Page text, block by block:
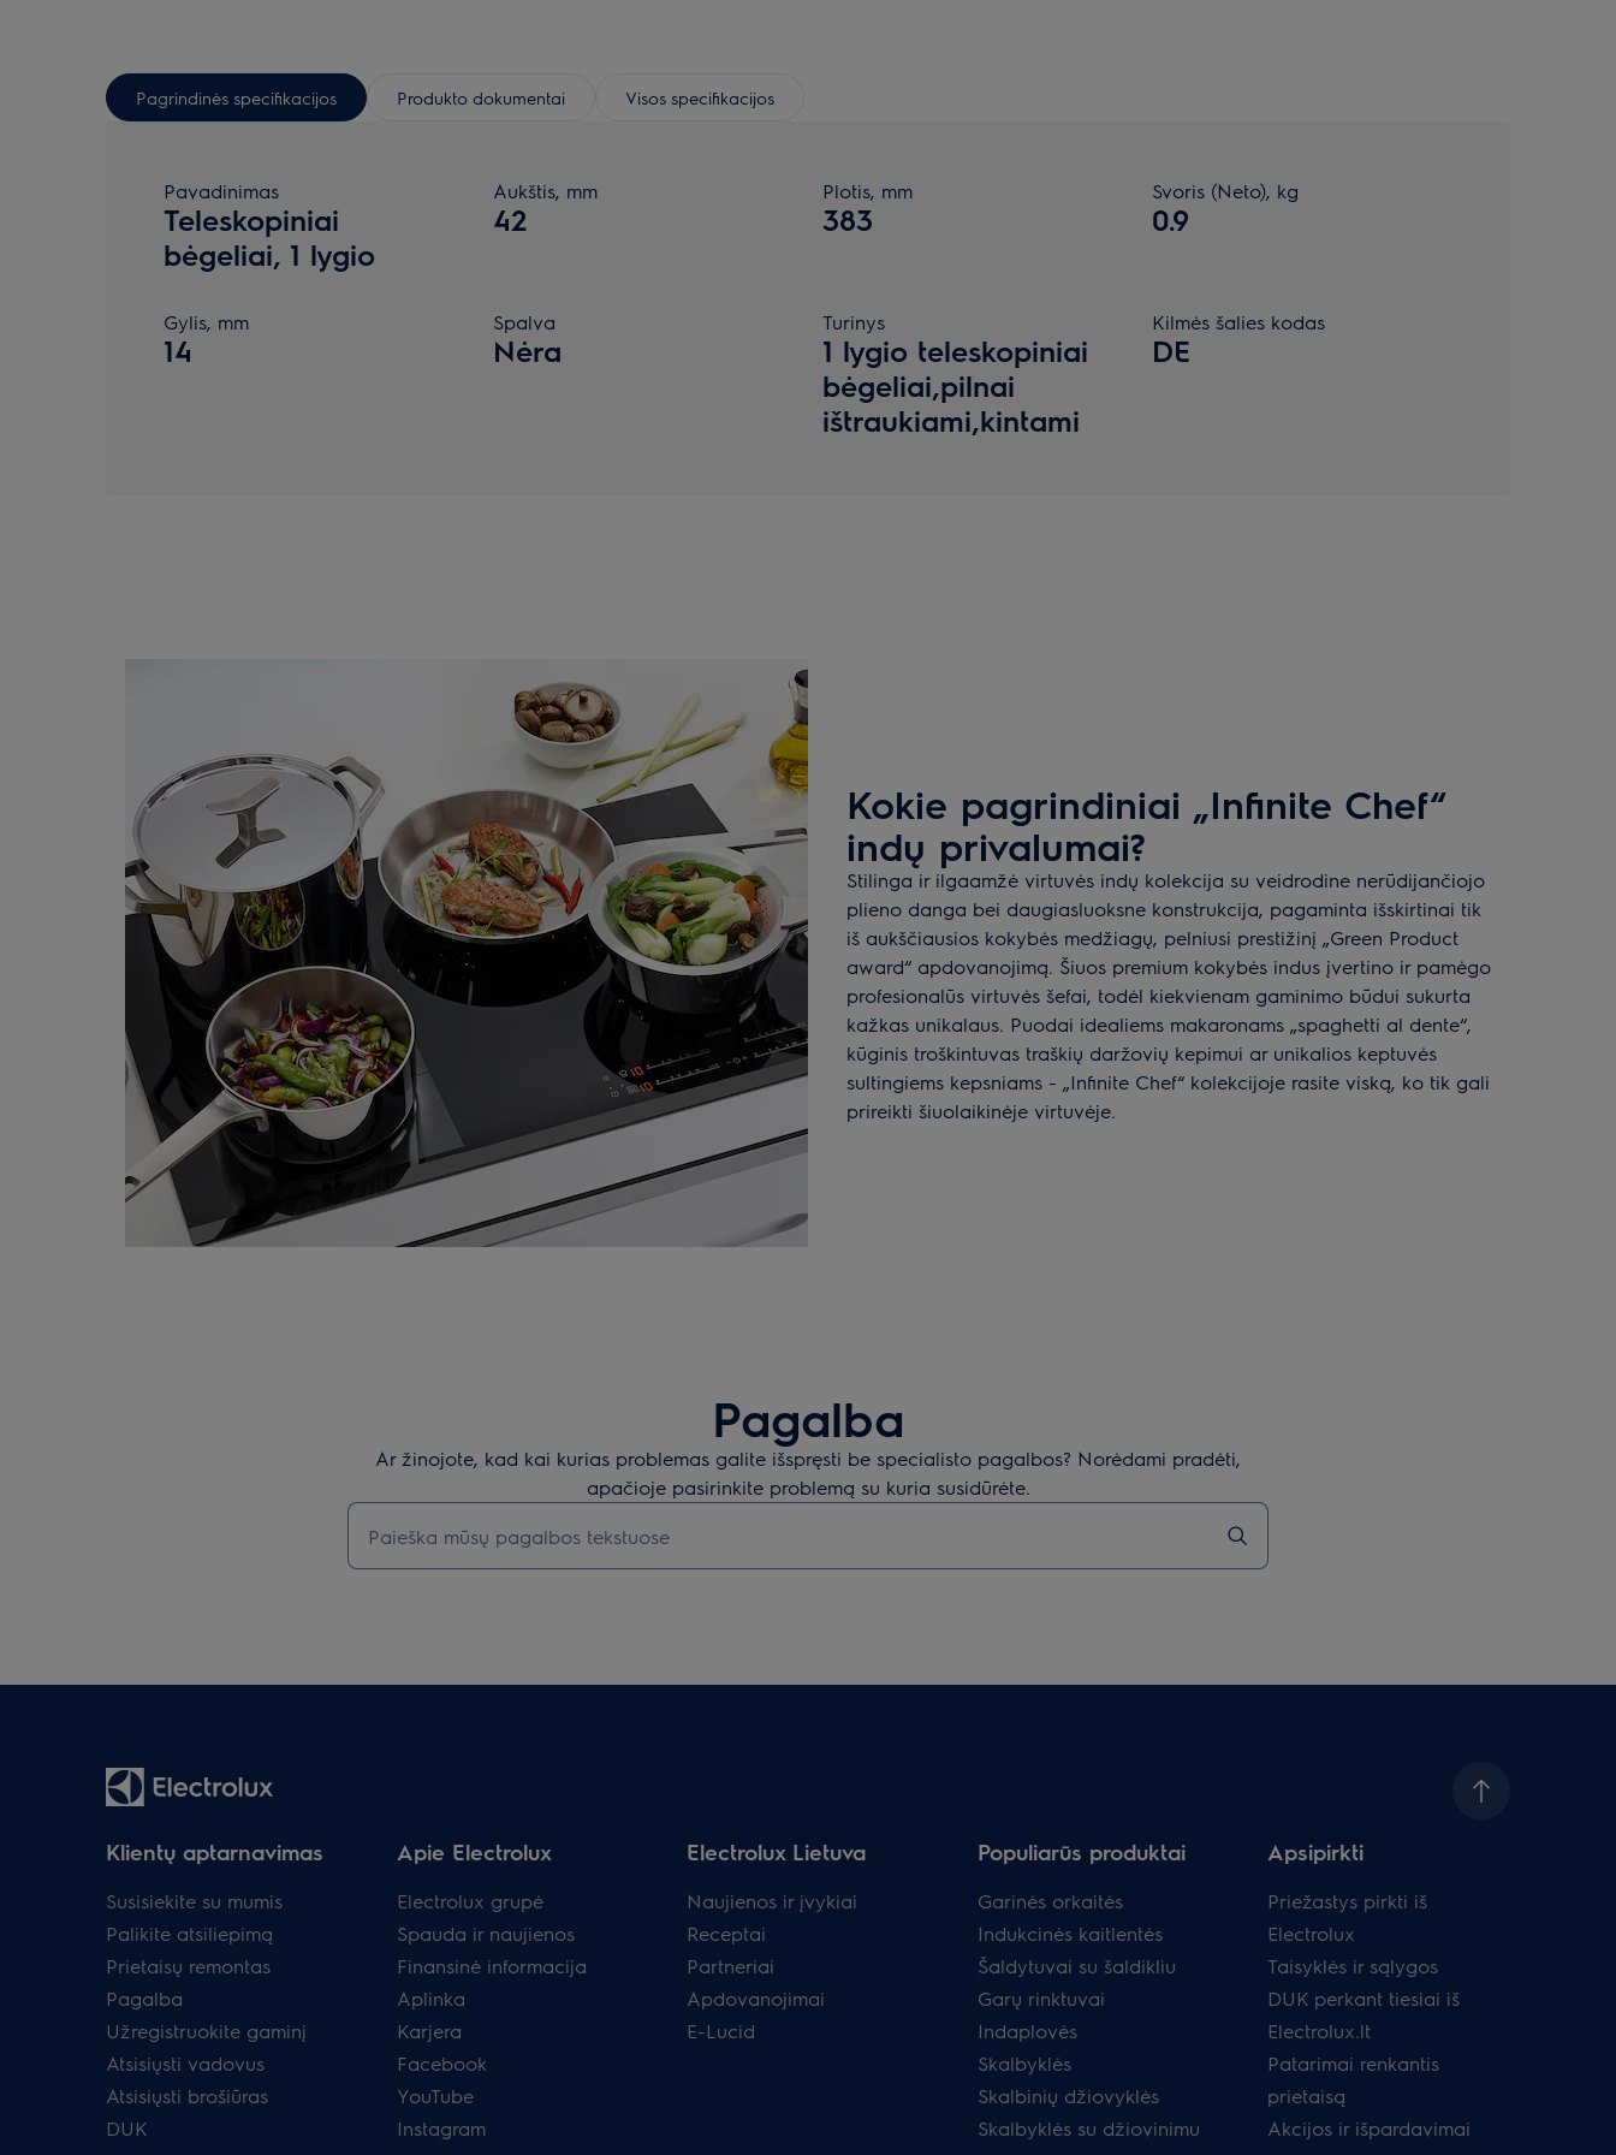
Pagrindinės specifikacijos Produkto dokumentai Visos specifikacijos
Pavadinimas
Teleskopiniai
bėgeliai, 1 lygio
Aukštis, mm
42
Plotis, mm
383
Svoris (Neto), kg
0.9
Gylis, mm
14
Spalva
Nėra
Turinys
1 lygio teleskopiniai
bėgeliai,pilnai
ištraukiami,kintami
Kilmės šalies kodas
DE
Kokie pagrindiniai „Infinite Chef“
indų privalumai?
Stilinga ir ilgaamžė virtuvės indų kolekcija su veidrodine nerūdijančiojo
plieno danga bei daugiasluoksne konstrukcija, pagaminta išskirtinai tik
iš aukščiausios kokybės medžiagų, pelniusi prestižinį „Green Product
award“ apdovanojimą. Šiuos premium kokybės indus įvertino ir pamėgo
profesionalūs virtuvės šefai, todėl kiekvienam gaminimo būdui sukurta
kažkas unikalaus. Puodai idealiems makaronams „spaghetti al dente“,
kūginis troškintuvas traškių daržovių kepimui ar unikalios keptuvės
sultingiems kepsniams - „Infinite Chef“ kolekcijoje rasite viską, ko tik gali
prireikti šiuolaikinėje virtuvėje.
Pagalba
Ar žinojote, kad kai kurias problemas galite išspręsti be specialisto pagalbos? Norėdami pradėti,
apačioje pasirinkite problemą su kuria susidūrėte.
Įveskite tekstą, jei norite ieškoti pagalbinių straipsnių
Klientų aptarnavimas
Susisiekite su mumis
Palikite atsiliepimą
Prietaisų remontas
Pagalba
Užregistruokite gaminį
Atsisiųsti vadovus
Atsisiųsti brošiūras
DUK
Apie Electrolux
Electrolux grupė
Spauda ir naujienos
Finansinė informacija
Aplinka
Karjera
Facebook
YouTube
Instagram
Electrolux Lietuva
Naujienos ir įvykiai
Receptai
Partneriai
Apdovanojimai
E-Lucid
Populiarūs produktai
Garinės orkaitės
Indukcinės kaitlentės
Šaldytuvai su šaldikliu
Garų rinktuvai
Indaplovės
Skalbyklės
Skalbinių džiovyklės
Skalbyklės su džiovinimu
Apsipirkti
Priežastys pirkti iš
Electrolux
Taisyklės ir sąlygos
DUK perkant tiesiai iš
Electrolux.lt
Patarimai renkantis
prietaisą
Akcijos ir išpardavimai